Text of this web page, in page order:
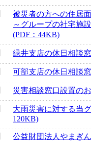
被災者の方への住居
～グループの社宅施
(PDF：44KB)
緑井支店の休日相談
可部支店の休日相談
災害相談窓口設置の
大雨災害に対する当
120KB)
公益財団法人やまぎ